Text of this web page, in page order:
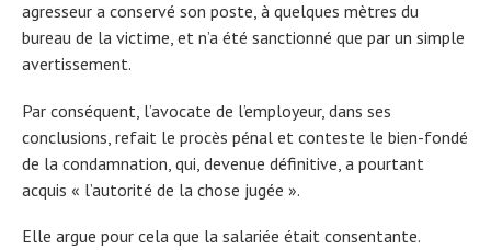
agresseur a conservé son poste, à quelques mètres du
bureau de la victime, et n’a été sanctionné que par un simple
avertissement.
Par conséquent, l’avocate de l’employeur, dans ses
conclusions, refait le procès pénal et conteste le bien-fondé
de la condamnation, qui, devenue définitive, a pourtant
acquis « l’autorité de la chose jugée ».
Elle argue pour cela que la salariée était consentante.